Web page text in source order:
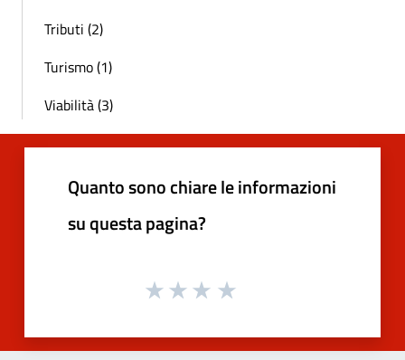
Tributi (2)
Turismo (1)
Viabilità (3)
Quanto sono chiare le informazioni
su questa pagina?